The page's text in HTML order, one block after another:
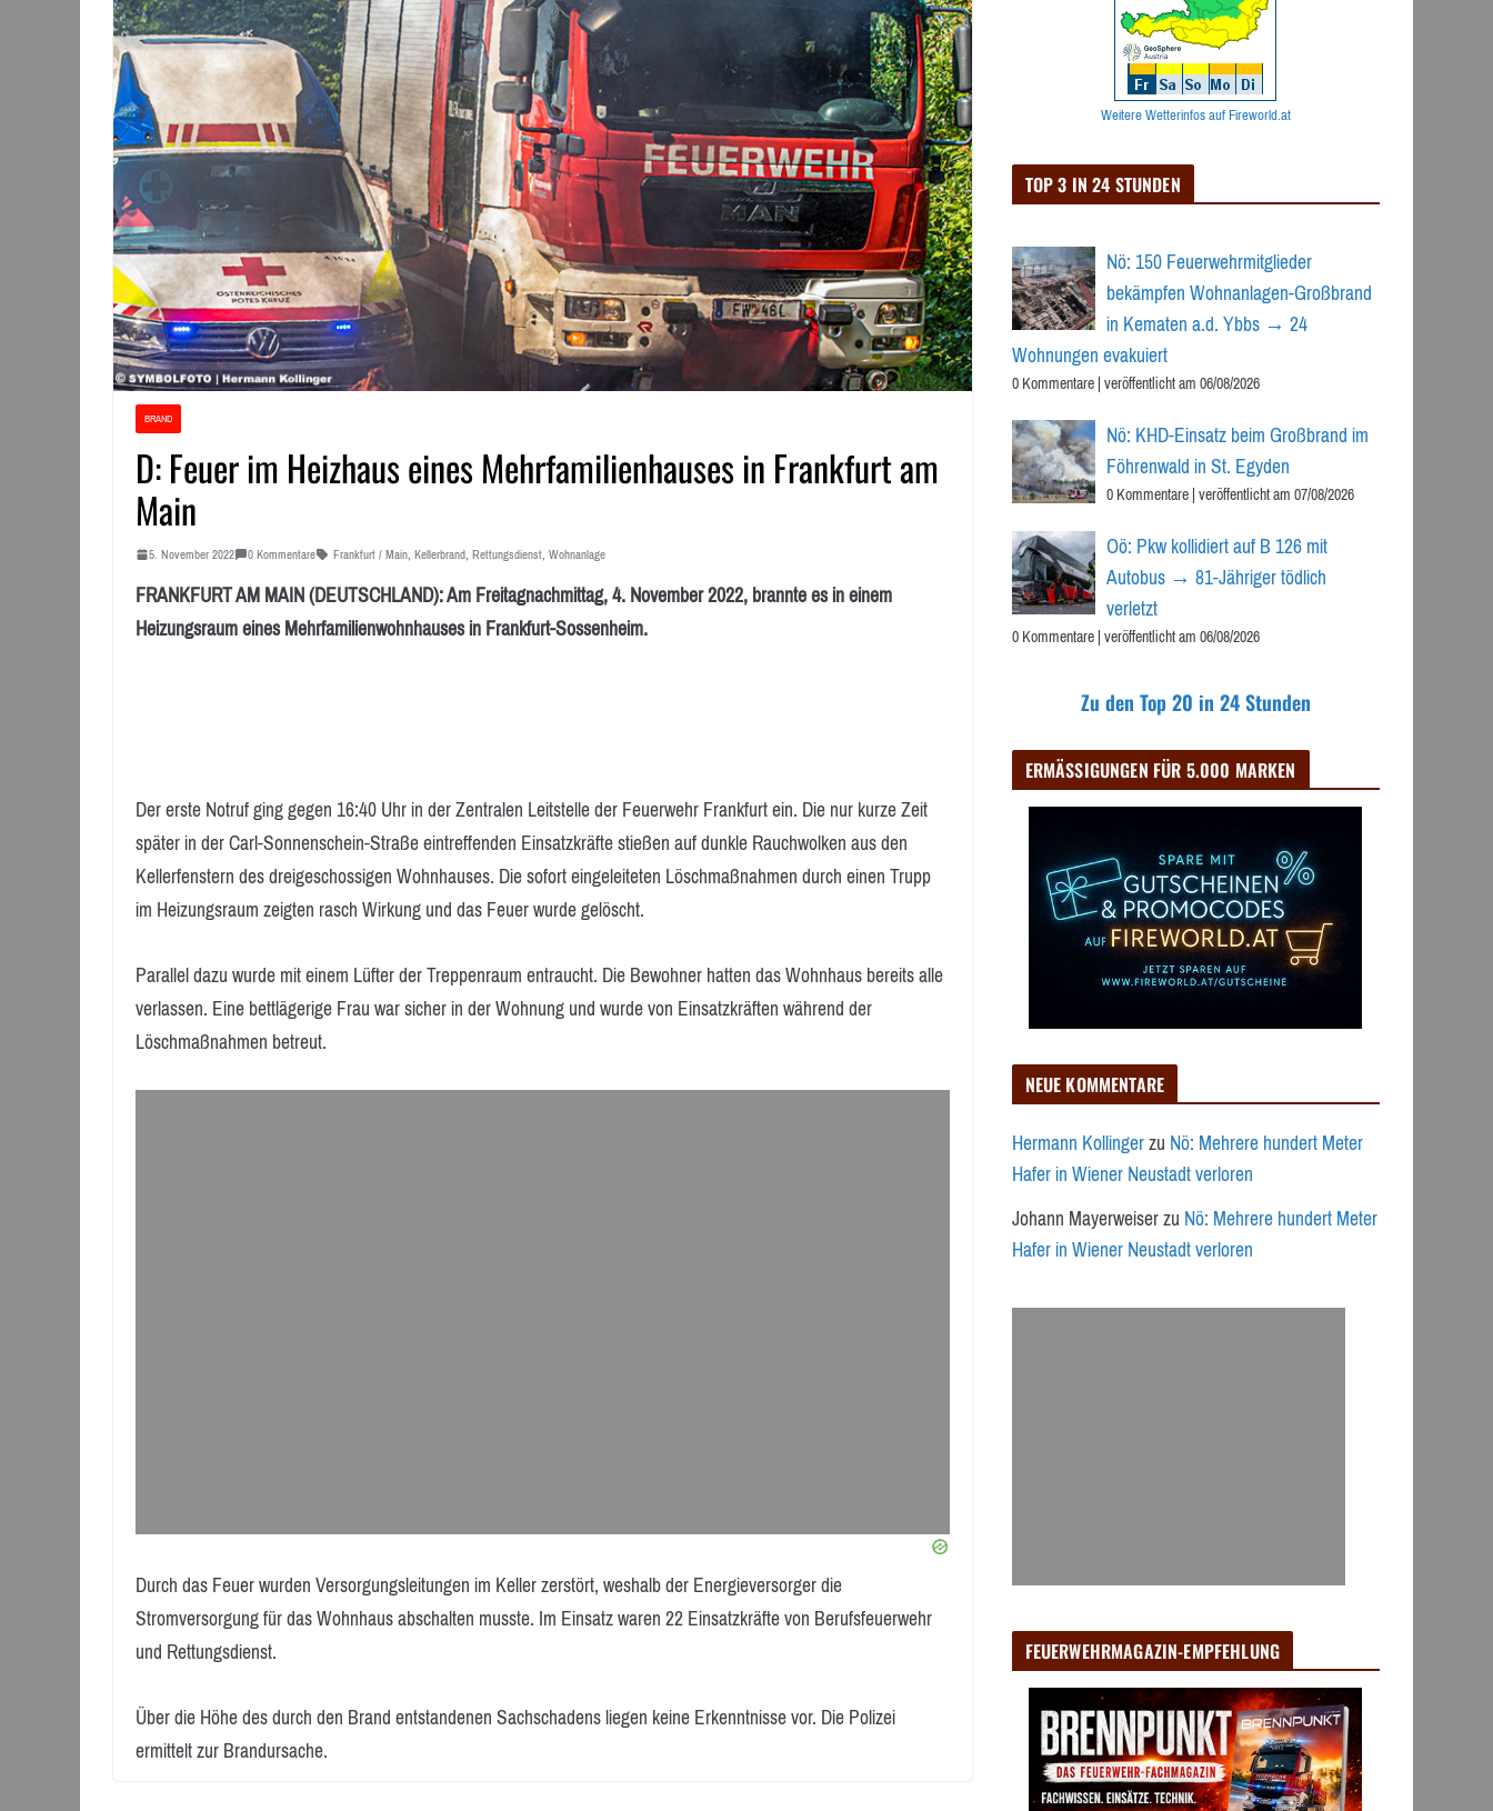
BRAND
D: Feuer im Heizhaus eines Mehrfamilienhauses in Frankfurt am
Main
5. November 2022 0 Kommentare Frankfurt / Main, Kellerbrand, Rettungsdienst, Wohnanlage
FRANKFURT AM MAIN (DEUTSCHLAND): Am Freitagnachmittag, 4. November 2022, brannte es in einem
Heizungsraum eines Mehrfamilienwohnhauses in Frankfurt-Sossenheim.
Der erste Notruf ging gegen 16:40 Uhr in der Zentralen Leitstelle der Feuerwehr Frankfurt ein. Die nur kurze Zeit
später in der Carl-Sonnenschein-Straße eintreffenden Einsatzkräfte stießen auf dunkle Rauchwolken aus den
Kellerfenstern des dreigeschossigen Wohnhauses. Die sofort eingeleiteten Löschmaßnahmen durch einen Trupp
im Heizungsraum zeigten rasch Wirkung und das Feuer wurde gelöscht.
Parallel dazu wurde mit einem Lüfter der Treppenraum entraucht. Die Bewohner hatten das Wohnhaus bereits alle
verlassen. Eine bettlägerige Frau war sicher in der Wohnung und wurde von Einsatzkräften während der
Löschmaßnahmen betreut.
Durch das Feuer wurden Versorgungsleitungen im Keller zerstört, weshalb der Energieversorger die
Stromversorgung für das Wohnhaus abschalten musste. Im Einsatz waren 22 Einsatzkräfte von Berufsfeuerwehr
und Rettungsdienst.
Über die Höhe des durch den Brand entstandenen Sachschadens liegen keine Erkenntnisse vor. Die Polizei
ermittelt zur Brandursache.
Weitere Wetterinfos auf Fireworld.at
TOP 3 IN 24 STUNDEN
Nö: 150 Feuerwehrmitglieder
bekämpfen Wohnanlagen-Großbrand
in Kematen a.d. Ybbs → 24
Wohnungen evakuiert
0 Kommentare|veröffentlicht am 06/08/2026
Nö: KHD-Einsatz beim Großbrand im
Föhrenwald in St. Egyden
0 Kommentare|veröffentlicht am 07/08/2026
Oö: Pkw kollidiert auf B 126 mit
Autobus → 81-Jähriger tödlich
verletzt
0 Kommentare|veröffentlicht am 06/08/2026
Zu den Top 20 in 24 Stunden
ERMÄSSIGUNGEN FÜR 5.000 MARKEN
NEUE KOMMENTARE
Hermann KollingerzuNö: Mehrere hundert Meter
Hafer in Wiener Neustadt verloren
Johann MayerweiserzuNö: Mehrere hundert Meter
Hafer in Wiener Neustadt verloren
FEUERWEHRMAGAZIN-EMPFEHLUNG